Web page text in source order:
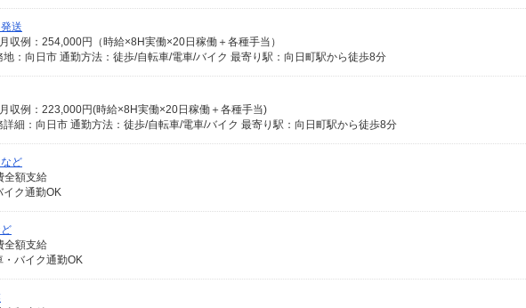
送
収例：254,000円（時給×8H実働×20日稼働＋各種手当）
：向日市 通勤方法：徒歩/自転車/電車/バイク 最寄り駅：向日町駅から徒歩8分
収例：223,000円(時給×8H実働×20日稼働＋各種手当)
細：向日市 通勤方法：徒歩/自転車/電車/バイク 最寄り駅：向日町駅から徒歩8分
ど
全額支給
イク通勤OK
全額支給
バイク通勤OK